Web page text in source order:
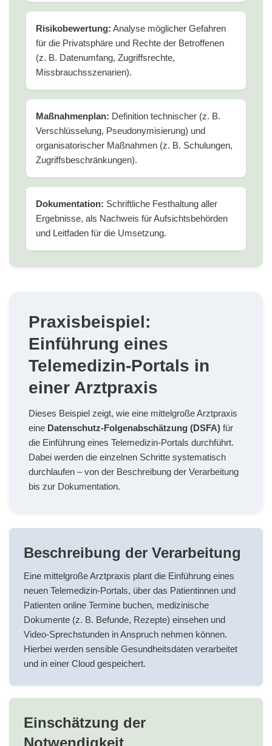
Risikobewertung: Analyse möglicher Gefahren
für die Privatsphäre und Rechte der Betroffenen
(z. B. Datenumfang, Zugriffsrechte,
Missbrauchsszenarien).
Maßnahmenplan: Definition technischer (z. B.
Verschlüsselung, Pseudonymisierung) und
organisatorischer Maßnahmen (z. B. Schulungen,
Zugriffsbeschränkungen).
Dokumentation: Schriftliche Festhaltung aller
Ergebnisse, als Nachweis für Aufsichtsbehörden
und Leitfaden für die Umsetzung.
Praxisbeispiel:
Einführung eines
Telemedizin-Portals in
einer Arztpraxis
Dieses Beispiel zeigt, wie eine mittelgroße Arztpraxis
eine Datenschutz-Folgenabschätzung (DSFA) für
die Einführung eines Telemedizin-Portals durchführt.
Dabei werden die einzelnen Schritte systematisch
durchlaufen – von der Beschreibung der Verarbeitung
bis zur Dokumentation.
Beschreibung der Verarbeitung
Eine mittelgroße Arztpraxis plant die Einführung eines
neuen Telemedizin-Portals, über das Patientinnen und
Patienten online Termine buchen, medizinische
Dokumente (z. B. Befunde, Rezepte) einsehen und
Video-Sprechstunden in Anspruch nehmen können.
Hierbei werden sensible Gesundheitsdaten verarbeitet
und in einer Cloud gespeichert.
Einschätzung der
Notwendigkeit